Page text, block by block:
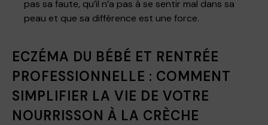
pas sa faute, qu’il n’a pas à se sentir mal dans sa
peau et que sa différence est une force.
ECZÉMA DU BÉBÉ ET RENTRÉE
PROFESSIONNELLE : COMMENT
SIMPLIFIER LA VIE DE VOTRE
NOURRISSON À LA CRÈCHE